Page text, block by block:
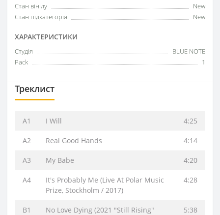
Стан вінілу
New
Стан підкатегорія
New
ХАРАКТЕРИСТИКИ
Студія
BLUE NOTE
Pack
1
Треклист
A1 I Will 4:25
A2 Real Good Hands 4:14
A3 My Babe 4:20
A4
It's Probably Me (Live At Polar Music
Prize, Stockholm / 2017)
4:28
B1
No Love Dying (2021 "Still Rising"
5:38